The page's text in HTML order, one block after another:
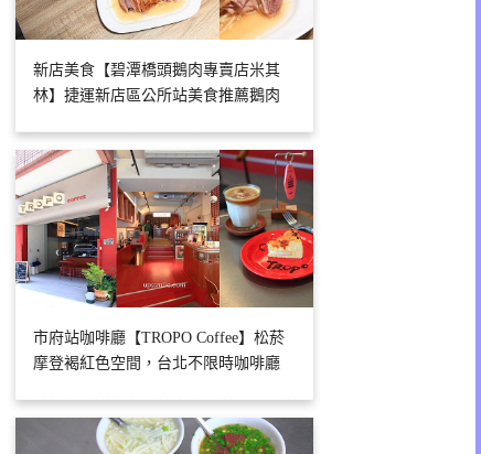
新店美食【碧潭橋頭鵝肉專賣店米其
林】捷運新店區公所站美食推薦鵝肉
市府站咖啡廳【TROPO Coffee】松菸
摩登褐紅色空間，台北不限時咖啡廳